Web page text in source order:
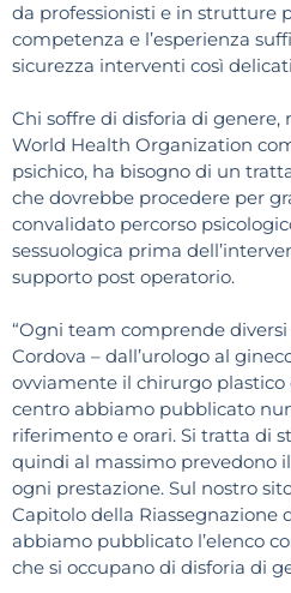
da professionisti e in strutture
competenza e l’esperienza
sicurezza interventi così
Chi soffre di disforia di
World Health Organization
psichico, ha bisogno di un
che dovrebbe procedere per
convalidato percorso
sessuologica prima
supporto post operatorio.
“Ogni team comprende
Cordova – dall’urologo al
ovviamente il chirurgo plastico
centro abbiamo pubblicato
riferimento e orari. Si tratta di
quindi al massimo prevedono
ogni prestazione. Sul nostro
Capitolo della Riassegnazione
abbiamo pubblicato l’elenco
che si occupano di disforia di